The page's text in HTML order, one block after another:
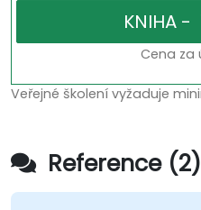
Cena za
Veřejné školení vyžaduje
Reference (2)